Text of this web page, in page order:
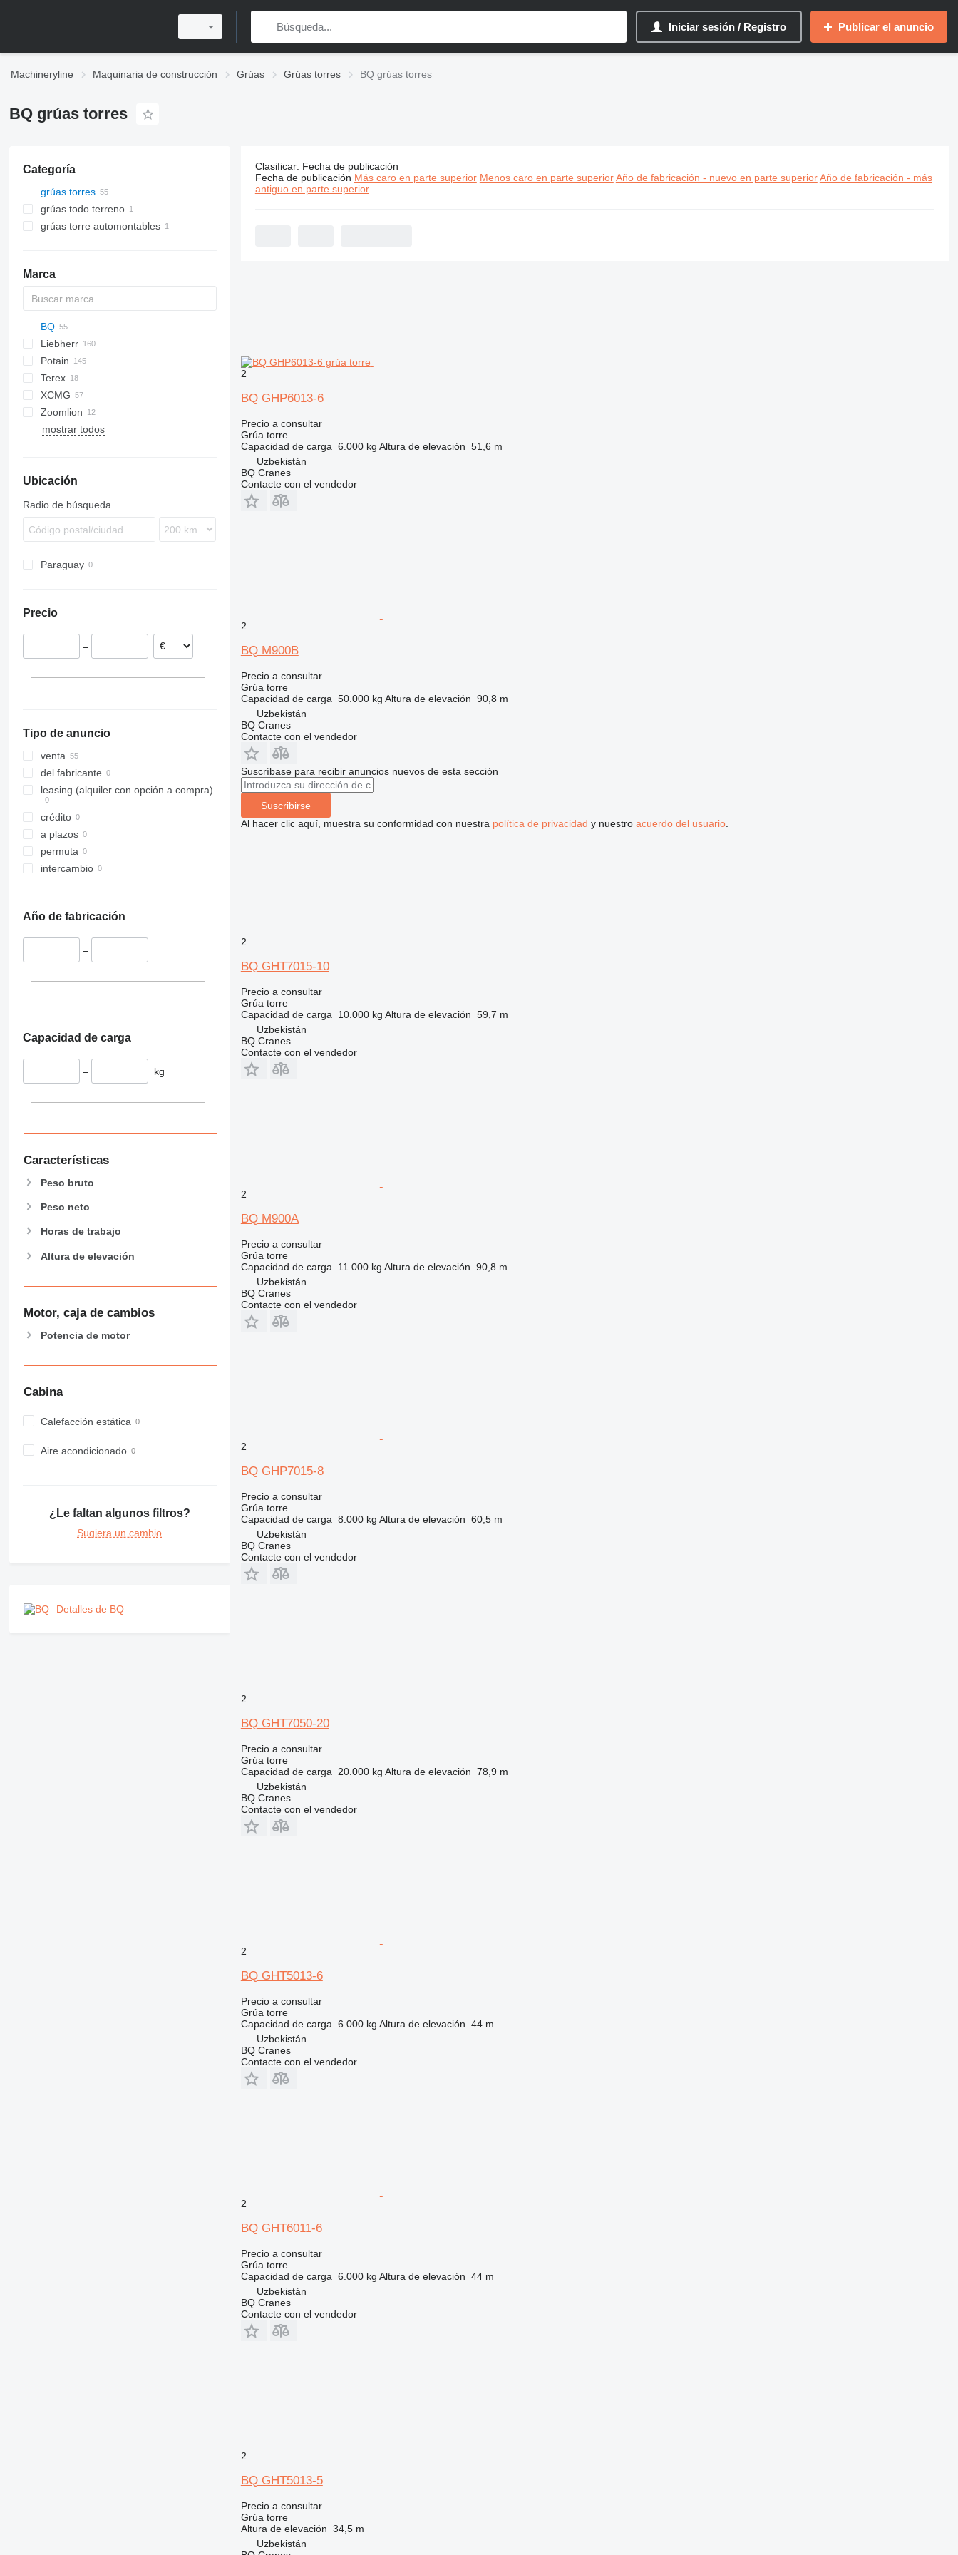
Iniciar sesión / Registro Publicar el anuncio
Machineryline Maquinaria de construcción Grúas Grúas torres BQ grúas torres
BQ grúas torres
Categoría
grúas torres
grúas todo terreno
grúas torre automontables
Marca
BQ
CM
CBR
TCK
TLX
J42NS
J52NS
J5010
Liebherr
A-series
HS
K-Series
LH
MK
5
21
SK
Potain
GTMR
H-series
HD
HUP
MCT
MDT
SP
ER
MR
SMH
SMT
GT
365
377
1265
SK
S-series
TL
Terex
URW
WK
XCMG
Zoomlion
mostrar todos
Ubicación
Radio de búsqueda
Paraguay
Precio
–
Tipo de anuncio
venta
del fabricante
leasing (alquiler con opción a compra)
crédito
a plazos
permuta
intercambio
Año de fabricación
–
Capacidad de carga
– kg
Características
Peso bruto
Peso neto
Horas de trabajo
Altura de elevación
Motor, caja de cambios
Potencia de motor
Cabina
Calefacción estática
Aire acondicionado
¿Le faltan algunos filtros?
Sugiera un cambio
Detalles de BQ
55 anuncios:BQ grúas torres
Clasificar: Fecha de publicación
Fecha de publicación Más caro en parte superior Menos caro en parte superior Año de fabricación - nuevo en parte superior Año de fabricación - más
antiguo en parte superior
2
BQ GHP6013-6
Precio a consultar
Grúa torre
Capacidad de carga 6.000 kg Altura de elevación 51,6 m
Uzbekistán
BQ Cranes
Contacte con el vendedor
2
BQ M900B
Precio a consultar
Grúa torre
Capacidad de carga 50.000 kg Altura de elevación 90,8 m
Uzbekistán
BQ Cranes
Contacte con el vendedor
Suscríbase para recibir anuncios nuevos de esta sección
Suscribirse
Al hacer clic aquí, muestra su conformidad con nuestra política de privacidad y nuestro acuerdo del usuario.
2
BQ GHT7015-10
Precio a consultar
Grúa torre
Capacidad de carga
10.000 kg Altura de elevación 59,7 m
Uzbekistán
BQ Cranes
Contacte con el vendedor
2
BQ M900A
Precio a consultar
Grúa torre
Capacidad de carga
11.000 kg Altura de elevación 90,8 m
Uzbekistán
BQ Cranes
Contacte con el vendedor
2
BQ GHP7015-8
Precio a consultar
Grúa torre
Capacidad de carga 8.000 kg Altura de elevación 60,5 m
Uzbekistán
BQ Cranes
Contacte con el vendedor
2
BQ GHT7050-20
Precio a consultar
Grúa torre
Capacidad de carga
20.000 kg Altura de elevación 78,9 m
Uzbekistán
BQ Cranes
Contacte con el vendedor
2
BQ GHT5013-6
Precio a consultar
Grúa torre
Capacidad de carga 6.000 kg Altura de elevación 44 m
Uzbekistán
BQ Cranes
Contacte con el vendedor
2
BQ GHT6011-6
Precio a consultar
Grúa torre
Capacidad de carga 6.000 kg Altura de elevación 44 m
Uzbekistán
BQ Cranes
Contacte con el vendedor
2
BQ GHT5013-5
Precio a consultar
Grúa torre
Altura de elevación 34,5 m
Uzbekistán